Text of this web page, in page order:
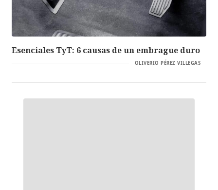
Esenciales TyT: 6 causas de un embrague duro
OLIVERIO PÉREZ VILLEGAS